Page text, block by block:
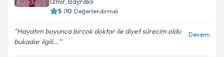
5 (10 Değerlendirme)
Hayatım boyunca bircok doktor ile diyet sürecim oldu
bukadar ilgili...
Devamı